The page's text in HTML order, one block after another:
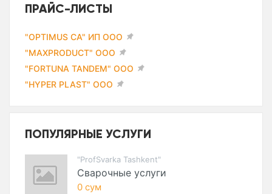
ПРАЙС-ЛИСТЫ
"OPTIMUS CA" ИП ООО
"MAXPRODUCT" ООО
"FORTUNA TANDEM" ООО
"HYPER PLAST" ООО
ПОПУЛЯРНЫЕ УСЛУГИ
"ProfSvarka Tashkent"
Сварочные услуги
0 сум